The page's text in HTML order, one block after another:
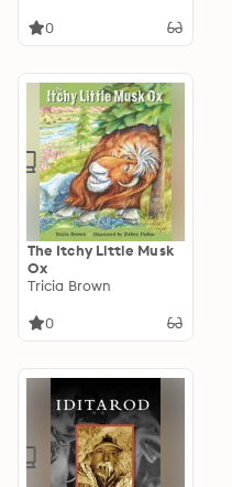
0
The Itchy Little Musk
Ox
Tricia Brown
0